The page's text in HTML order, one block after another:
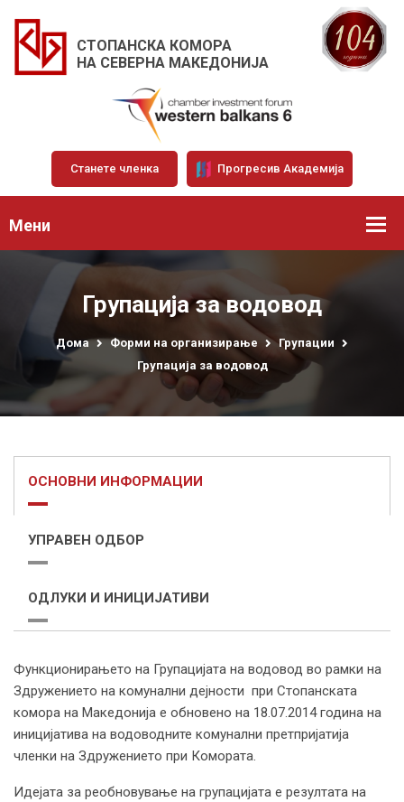
СТОПАНСКА КОМОРА
НА СЕВЕРНА МАКЕДОНИЈА
Станете членка Прогресив Академија
Мени
Групација за водовод
Дома Форми на организирање
Групации
Групација за водовод
ОСНОВНИ ИНФОРМАЦИИ
УПРАВЕН ОДБОР
ОДЛУКИ И ИНИЦИЈАТИВИ
Функционирањето на Групацијата на водовод во рамки на
Здружението на комунални дејности при Стопанската
комора на Македонија е обновено на 18.07.2014 година на
иницијатива на водоводните комунални претпријатија
членки на Здружението при Комората.
Идејата за реобновување на групацијата е резултата на